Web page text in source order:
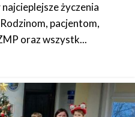
życzenia
pacjentom,
oraz wszystk...